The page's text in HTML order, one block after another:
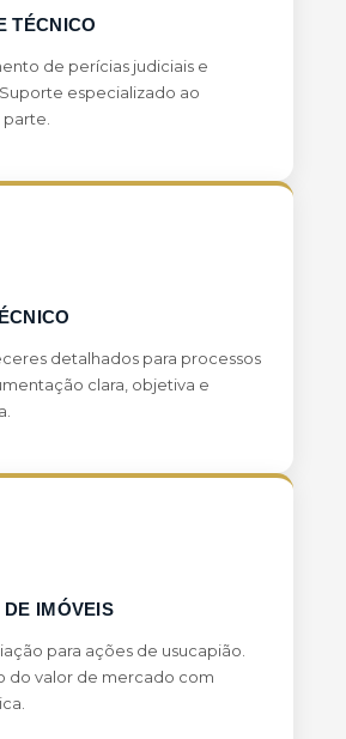
TÉCNICO
de perícias judiciais e
especializado ao
parte.
detalhados para processos
clara, objetiva e
IMÓVEIS
para ações de usucapião.
do valor de mercado com